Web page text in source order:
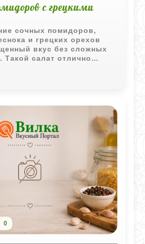
с грецкими
сочных помидоров,
и грецких орехов
вкус без сложных
Такой салат отлично
закуска
к основным блюдам.
0